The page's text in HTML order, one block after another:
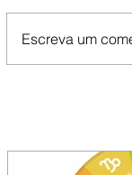
Escreva um